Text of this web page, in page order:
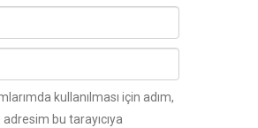
kullanılması için adım,
bu tarayıcıya